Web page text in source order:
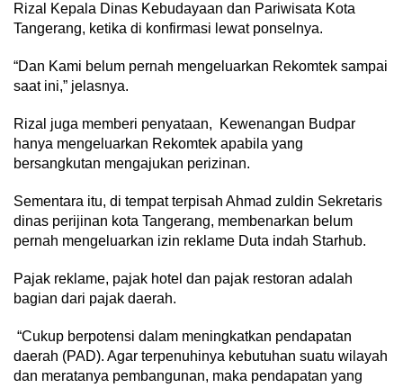
Rizal Kepala Dinas Kebudayaan dan Pariwisata Kota
Tangerang, ketika di konfirmasi lewat ponselnya.
“Dan Kami belum pernah mengeluarkan Rekomtek sampai
saat ini,” jelasnya.
Rizal juga memberi penyataan, Kewenangan Budpar
hanya mengeluarkan Rekomtek apabila yang
bersangkutan mengajukan perizinan.
Sementara itu, di tempat terpisah Ahmad zuldin Sekretaris
dinas perijinan kota Tangerang, membenarkan belum
pernah mengeluarkan izin reklame Duta indah Starhub.
Pajak reklame, pajak hotel dan pajak restoran adalah
bagian dari pajak daerah.
“Cukup berpotensi dalam meningkatkan pendapatan
daerah (PAD). Agar terpenuhinya kebutuhan suatu wilayah
dan meratanya pembangunan, maka pendapatan yang